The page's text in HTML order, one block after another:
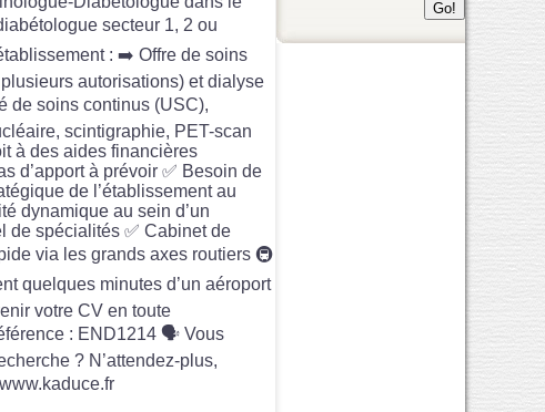
secteur 1, 2 ou
: ➡️ Offre de soins
autorisations) et dialyse
de soins continus (USC),
scintigraphie, PET-scan
à des aides financières
d’apport à prévoir ✅ Besoin de
de l’établissement au
dynamique au sein d’un
de spécialités ✅ Cabinet de
via les grands axes routiers 🚇
quelques minutes d’un aéroport
votre CV en toute
: END1214 🗣️ Vous
? N’attendez-plus,